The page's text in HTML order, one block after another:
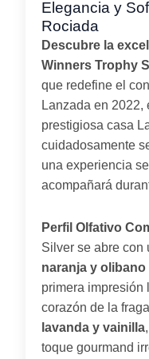
Elegancia y
Rociada
Descubre la
Winners Trophy
que redefine el
Lanzada en 2022,
prestigiosa casa
cuidadosamente
una experiencia
acompañará
Perfil Olfativo
Silver se abre con
naranja y
primera impresión
corazón de la
lavanda y vainilla
toque gourmand